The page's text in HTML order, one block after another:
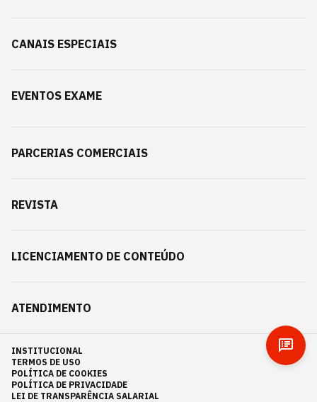
CANAIS ESPECIAIS
EVENTOS EXAME
PARCERIAS COMERCIAIS
REVISTA
LICENCIAMENTO DE CONTEÚDO
ATENDIMENTO
INSTITUCIONAL
TERMOS DE USO
POLÍTICA DE COOKIES
POLÍTICA DE PRIVACIDADE
LEI DE TRANSPARÊNCIA SALARIAL